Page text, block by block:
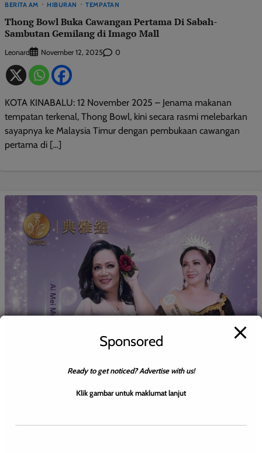
BERITA AM HIBURAN TEMPATAN
Thong Bowl Buka Cawangan Pertama Di Sabah-
Sambutan Gemilang di Imago Mall
Leonard November 12, 2025 0
KOTA KINABALU: 12 November 2025 – Jenama makanan
tempatan terkenal, Thong Bowl, kini secara rasmi melebarkan
sayapnya ke Malaysia Timur dengan pembukaan cawangan
pertama di […]
Sponsored
Ready to get noticed? Advertise with us!
Klik gambar untuk maklumat lanjut